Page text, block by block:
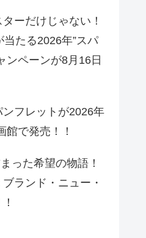
ーだけじゃない！
たる2026年”スパ
ンペーンが8月16日
ンフレットが2026年
館で発売！！
った希望の物語！
ランド・ニュー・